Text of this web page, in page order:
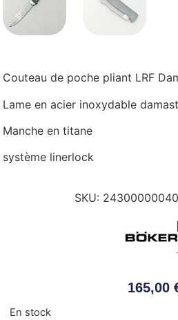
Couteau de poche pliant LRF
Lame en acier inoxydable
Manche en titane
système linerlock
SKU:
165,00
En stock